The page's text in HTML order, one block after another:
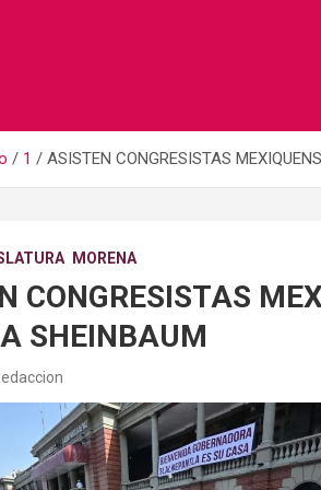
1 ASISTEN CONGRESISTAS
MORENA
CONGRESISTAS
SHEINBAUM